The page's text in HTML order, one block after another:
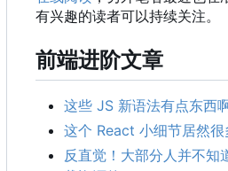
有兴趣的读者可以持续关注。
前端进阶文章
这些 JS 新语法有点东西
这个 React 小细节居然很
反直觉！大部分人并不知